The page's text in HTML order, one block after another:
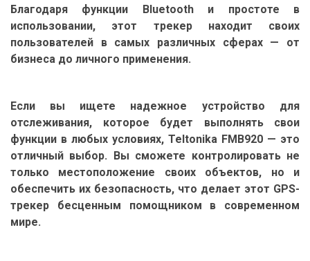
Благодаря функции Bluetooth и простоте в
использовании, этот трекер находит своих
пользователей в самых различных сферах — от
бизнеса до личного применения.
Если вы ищете надежное устройство для
отслеживания, которое будет выполнять свои
функции в любых условиях, Teltonika FMB920 — это
отличный выбор. Вы сможете контролировать не
только местоположение своих объектов, но и
обеспечить их безопасность, что делает этот GPS-
трекер бесценным помощником в современном
мире.